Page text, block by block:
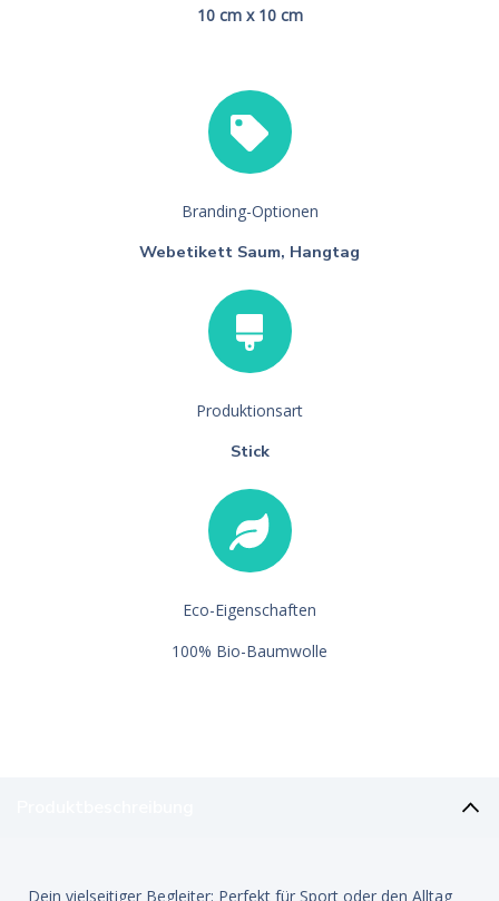
10 cm x 10 cm
Branding-Optionen
Webetikett Saum, Hangtag
Produktionsart
Stick
Eco-Eigenschaften
100% Bio-Baumwolle
Dein vielseitiger Begleiter: Perfekt für Sport oder den Alltag